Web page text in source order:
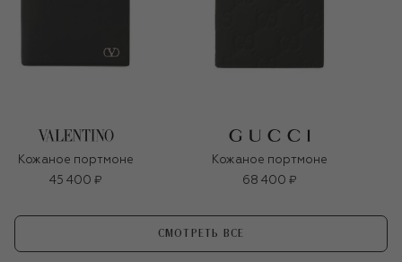
Кожаное портмоне
45 400 ₽
Кожаное портмоне
68 400 ₽
СМОТРЕТЬ ВСЕ